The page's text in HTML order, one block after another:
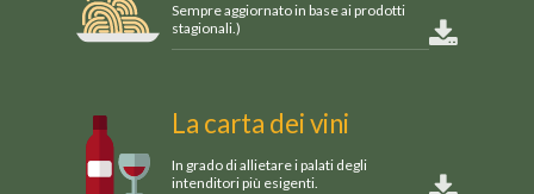
Sempre aggiornato in base ai prodotti
stagionali.)
La carta dei vini
In grado di allietare i palati degli
intenditori più esigenti.